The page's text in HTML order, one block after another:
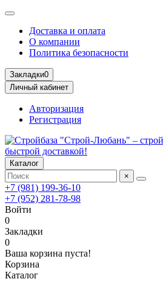
Доставка и оплата
О компании
Политика безопасности
Закладки0
Личный кабинет
Авторизация
Регистрация
Каталог
×
+7 (981) 199-36-10
+7 (952) 281-78-98
Войти
0
Закладки
0
Ваша корзина пуста!
Корзина
Каталог